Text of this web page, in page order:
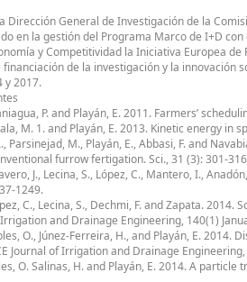
Dirección General de Investigación de la
en la gestión del Programa Marco de I+D
y Competitividad la Iniciativa Europea
de la investigación y la innovación
y 2017.
P. and Playán, E. 2011. Farmers’
M. 1. and Playán, E. 2013. Kinetic energy
Parsinejad, M., Playán, E., Abbasi, F. and
furrow fertigation. Sci., 31 (3): 301-
J., Lecina, S., López, C., Mantero, I.,
1249.
C., Lecina, S., Dechmi, F. and Zapata.
and Drainage Engineering, 140(1)
O., Júnez-Ferreira, H., and Playán, E.
Journal of Irrigation and Drainage
O. Salinas, H. and Playán, E. 2014. A